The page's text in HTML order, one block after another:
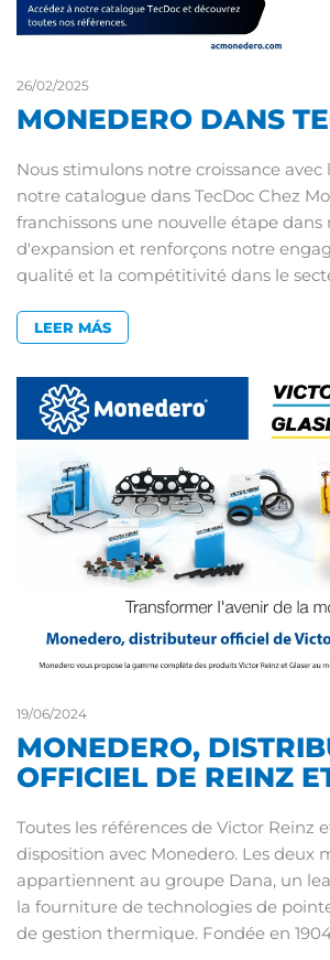
26/02/2025
MONEDERO DANS
Nous stimulons notre croissance
notre catalogue dans TecDoc Chez
franchissons une nouvelle étape
d'expansion et renforçons notre
qualité et la compétitivité dans le
LEER MÁS
19/06/2024
MONEDERO,
OFFICIEL DE REINZ
Toutes les références de Victor Reinz
disposition avec Monedero. Les deux
appartiennent au groupe Dana, un
la fourniture de technologies de
de gestion thermique. Fondée en